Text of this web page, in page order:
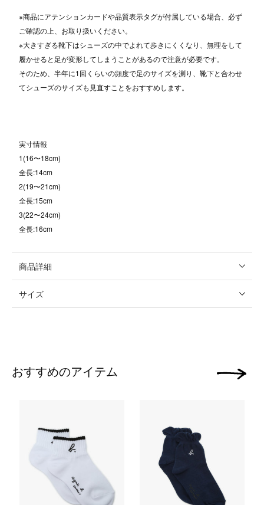
※商品にアテンションカードや品質表示タグが付属している場合、必ず
ご確認の上、お取り扱いください。
※大きすぎる靴下はシューズの中でよれて歩きにくくなり、無理をして
履かせると足が変形してしまうことがあるので注意が必要です。
そのため、半年に1回くらいの頻度で足のサイズを測り、靴下と合わせ
てシューズのサイズも見直すことをおすすめします。
実寸情報
1(16〜18cm)
全長:14cm
2(19〜21cm)
全長:15cm
3(22〜24cm)
全長:16cm
商品詳細
サイズ
おすすめのアイテム 次の画像